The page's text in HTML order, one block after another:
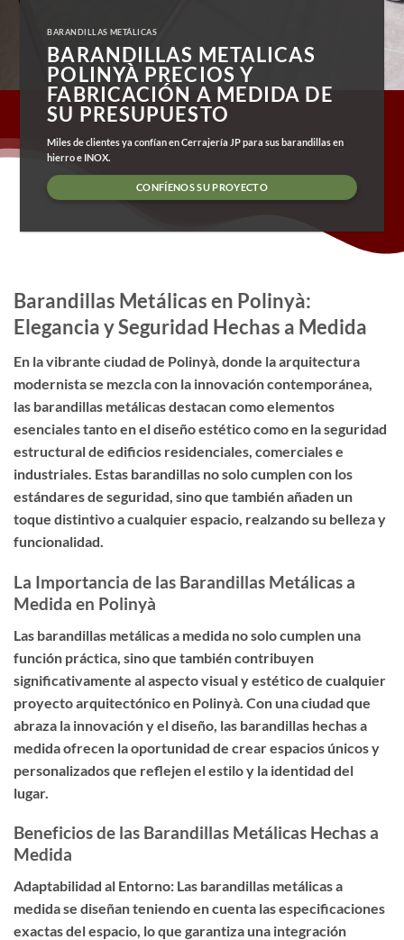
BARANDILLAS METÁLICAS
BARANDILLAS METALICAS
POLINYÀ PRECIOS Y
FABRICACIÓN A MEDIDA DE
SU PRESUPUESTO
Miles de clientes ya confían en Cerrajería JP para sus barandillas en
hierro e INOX.
CONFÍENOS SU PROYECTO
Barandillas Metálicas en Polinyà:
Elegancia y Seguridad Hechas a Medida
En la vibrante ciudad de Polinyà, donde la arquitectura
modernista se mezcla con la innovación contemporánea,
las barandillas metálicas destacan como elementos
esenciales tanto en el diseño estético como en la seguridad
estructural de edificios residenciales, comerciales e
industriales. Estas barandillas no solo cumplen con los
estándares de seguridad, sino que también añaden un
toque distintivo a cualquier espacio, realzando su belleza y
funcionalidad.
La Importancia de las Barandillas Metálicas a
Medida en Polinyà
Las barandillas metálicas a medida no solo cumplen una
función práctica, sino que también contribuyen
significativamente al aspecto visual y estético de cualquier
proyecto arquitectónico en Polinyà. Con una ciudad que
abraza la innovación y el diseño, las barandillas hechas a
medida ofrecen la oportunidad de crear espacios únicos y
personalizados que reflejen el estilo y la identidad del
lugar.
Beneficios de las Barandillas Metálicas Hechas a
Medida
Adaptabilidad al Entorno: Las barandillas metálicas a
medida se diseñan teniendo en cuenta las especificaciones
exactas del espacio, lo que garantiza una integración